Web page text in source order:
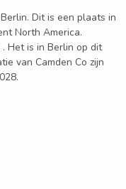
Dit is een plaats in
North America.
Het is in Berlin op dit
van Camden Co zijn